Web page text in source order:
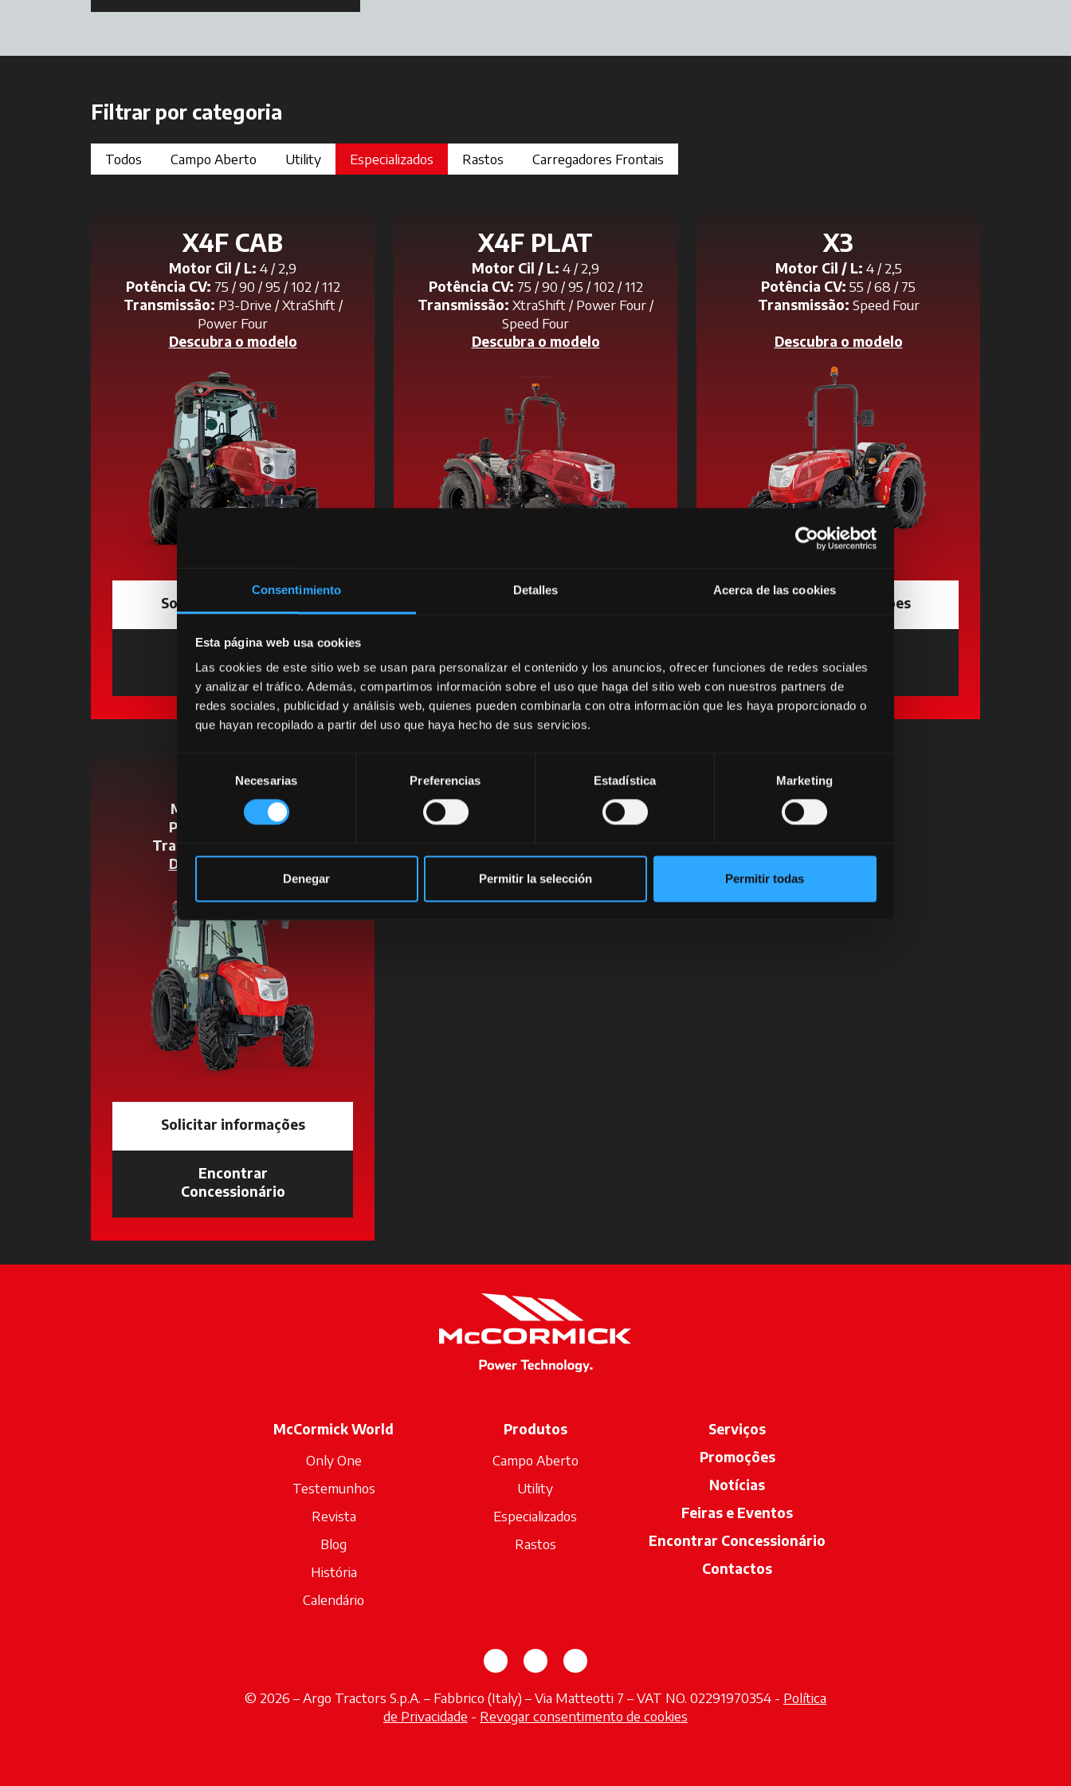
Consentimiento Detalles Acerca de las cookies
Esta página web usa cookies
Las cookies de este sitio web se usan para personalizar el contenido y los anuncios, ofrecer funciones de redes sociales
y analizar el tráfico. Además, compartimos información sobre el uso que haga del sitio web con nuestros partners de
redes sociales, publicidad y análisis web, quienes pueden combinarla con otra información que les haya proporcionado o
que hayan recopilado a partir del uso que haya hecho de sus servicios.
consentimiento
Necesarias Preferencias Estadística Marketing
Denegar Permitir la selección Permitir todas
Filtrar por categoria
Todos Campo Aberto Utility Especializados Rastos Carregadores Frontais
X4F CAB
Motor Cil / L: 4 / 2,9
Potência CV: 75 / 90 / 95 / 102 / 112
Transmissão: P3-Drive / XtraShift /
Power Four
Descubra o modelo
Solicitar informações
Encontrar
Concessionárioopens in a new tab
X4F PLAT
Motor Cil / L: 4 / 2,9
Potência CV: 75 / 90 / 95 / 102 / 112
Transmissão: XtraShift / Power Four /
Speed Four
Descubra o modelo
Concessionárioopens in a new tab
X3
Motor Cil / L: 4 / 2,5
Potência CV: 55 / 68 / 75
Transmissão: Speed Four
Descubra o modelo
Solicitar informações
Concessionário
X2
Motor Cil / L:
3 / 1,9
Potência CV:49 / 57
Transmissão:
Descubra o modelo
Solicitar informações
Encontrar
Concessionário
McCormick World
Only One
Testemunhos
Revista
Blog
História
Calendário
Produtos
Campo Aberto
Utility
Especializados
Rastos
Serviços
Promoções
Notícias
Feiras e Eventos
Encontrar Concessionário
Contactos
opens in a new tab
opens in a new tab
opens in a new tab
© 2026 – Argo Tractors S.p.A. – Fabbrico (Italy) – Via Matteotti 7 – VAT NO. 02291970354 - Política
de Privacidade - Revogar consentimento de cookies